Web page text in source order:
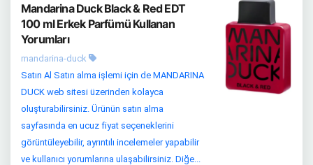
Mandarina Duck Black & Red EDT
100 ml Erkek Parfümü Kullanan
Yorumları
mandarina-duck
Satın Al Satın alma işlemi için de MANDARINA
DUCK web sitesi üzerinden kolayca
oluşturabilirsiniz. Ürünün satın alma
sayfasında en ucuz fiyat seçeneklerini
görüntüleyebilir, ayrıntılı incelemeler yapabilir
ve kullanıcı yorumlarına ulaşabilirsiniz. Diğe...